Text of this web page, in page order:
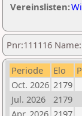
Vereinslisten:
Pnr:111116
Periode Elo
Oct. 2026 2179
Jul. 2026
2179
Apr. 2026 2197